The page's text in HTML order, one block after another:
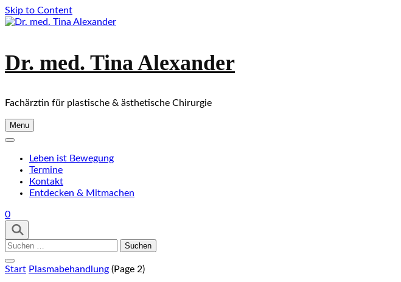
Skip to Content
Dr. med. Tina Alexander
Fachärztin für plastische & ästhetische Chirurgie
Menu
Leben ist Bewegung
Termine
Kontakt
Entdecken & Mitmachen
0
Suchen
Start Plasmabehandlung (Page 2)